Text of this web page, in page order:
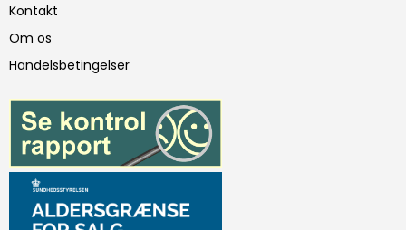
Kontakt
Om os
Handelsbetingelser